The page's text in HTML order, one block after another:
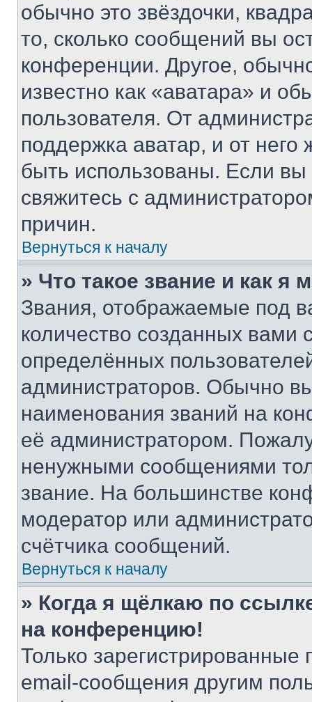
обычно это звёздочки,
то, сколько сообщений вы
конференции. Другое,
известно как «аватара» и
пользователя. От
поддержка аватар, и от него
быть использованы. Если
свяжитесь с
причин.
Вернуться к началу
» Что такое звание и как я
Звания, отображаемые под
количество созданных
определённых
администраторов. Обычно
наименования званий на
её администратором.
ненужными сообщениями
звание. На большинстве
модератор или
счётчика сообщений.
Вернуться к началу
» Когда я щёлкаю по
на конференцию!
Только зарегистрированные
email-сообщения другим